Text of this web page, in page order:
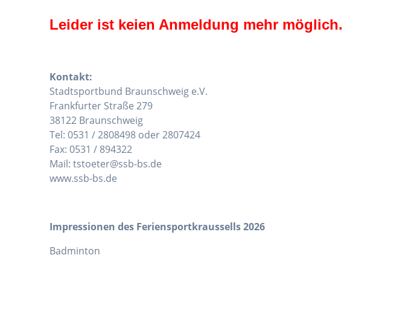
Leider ist keien Anmeldung mehr möglich.
Kontakt:
Stadtsportbund Braunschweig e.V.
Frankfurter Straße 279
38122 Braunschweig
Tel: 0531 / 2808498 oder 2807424
Fax: 0531 / 894322
Mail: tstoeter@ssb-bs.de
www.ssb-bs.de
Impressionen des Feriensportkraussells 2026
Badminton